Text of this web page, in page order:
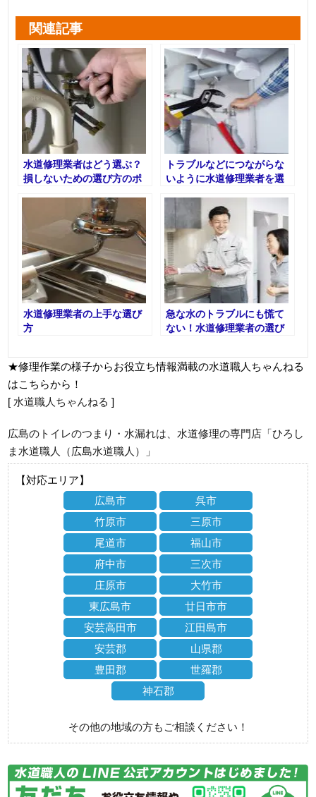
関連記事
水道修理業者はどう選ぶ？
損しないための選び方のポ
トラブルなどにつながらな
いように水道修理業者を選
水道修理業者の上手な選び
方
急な水のトラブルにも慌て
ない！水道修理業者の選び
★修理作業の様子からお役立ち情報満載の水道職人ちゃんねる
はこちらから！
[ 水道職人ちゃんねる ]
広島のトイレのつまり・水漏れは、水道修理の専門店「ひろし
ま水道職人（広島水道職人）」
【対応エリア】
広島市
呉市
竹原市
三原市
尾道市
福山市
府中市
三次市
庄原市
大竹市
東広島市
廿日市市
安芸高田市
江田島市
安芸郡
山県郡
豊田郡
世羅郡
神石郡
その他の地域の方もご相談ください！